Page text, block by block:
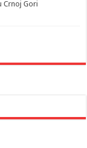
Crnoj Gori